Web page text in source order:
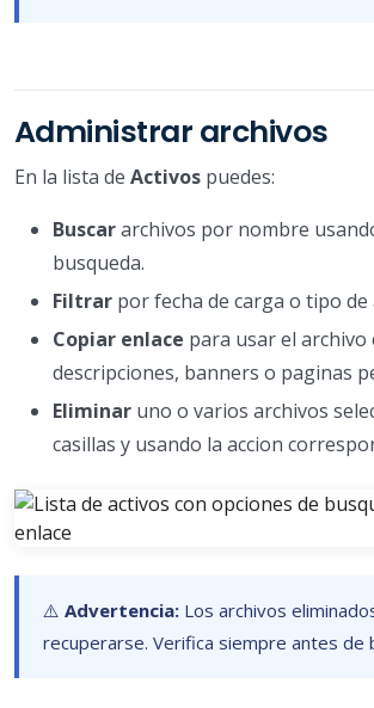
Administrar archivos
En la lista de Activos puedes:
Buscararchivos por nombre
busqueda.
Filtrar por fecha de carga o tipo de
Copiar enlace para usar el archivo
descripciones, banners o paginas
Eliminar uno o varios archivos
casillas y usando la accion
⚠️ Advertencia: Los archivos
recuperarse. Verifica siempre antes de